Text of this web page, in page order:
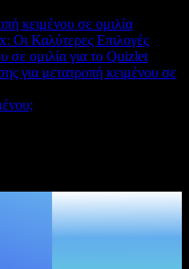
κειμένου σε ομιλία
Οι Καλύτερες Επιλογές
σε ομιλία για το Quizlet
για μετατροπή κειμένου σε